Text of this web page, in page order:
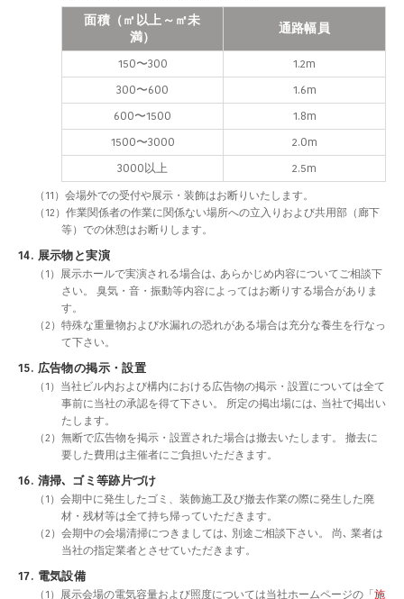
面積（㎡以上～㎡未
満）
通路幅員
150〜300
1.2m
300〜600
1.6m
600〜1500
1.8m
1500〜3000
2.0m
3000以上
2.5m
（11）会場外での受付や展示・装飾はお断りいたします。
（12）作業関係者の作業に関係ない場所への立入りおよび共用部（廊下
等）での休憩はお断りします。
14. 展示物と実演
（1）展示ホールで実演される場合は､ あらかじめ内容についてご相談下
さい。 臭気・音・振動等内容によってはお断りする場合がありま
す。
（2）特殊な重量物および水漏れの恐れがある場合は充分な養生を行なっ
て下さい。
15. 広告物の掲示・設置
（1）当社ビル内および構内における広告物の掲示・設置については全て
事前に当社の承認を得て下さい。 所定の掲出場には､ 当社で掲出い
たします。
（2）無断で広告物を掲示・設置された場合は撤去いたします。 撤去に
要した費用は主催者にご負担いただきます。
16. 清掃､ ゴミ等跡片づけ
（1）会期中に発生したゴミ、装飾施工及び撤去作業の際に発生した廃
材・残材等は全て持ち帰っていただきます。
（2）会期中の会場清掃につきましては､ 別途ご相談下さい。 尚､ 業者は
当社の指定業者とさせていただきます。
17. 電気設備
（1）展示会場の電気容量および照度については当社ホームページの「施